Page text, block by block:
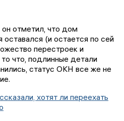
отметил, что дом
(и остается по сей
перестроек и
что, подлинные детали
статус ОКН все же не
хотят ли переехать